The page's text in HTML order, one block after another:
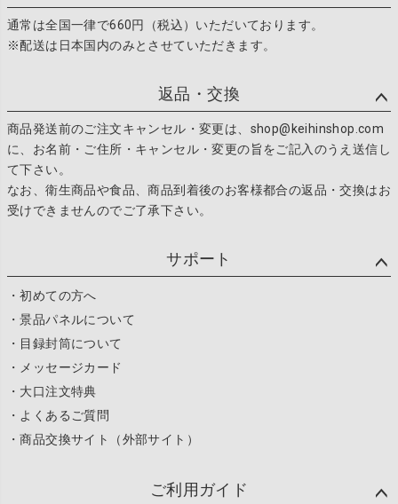
通常は全国一律で660円（税込）いただいております。
※配送は日本国内のみとさせていただきます。
返品・交換
商品発送前のご注文キャンセル・変更は、shop@keihinshop.com
に、お名前・ご住所・キャンセル・変更の旨をご記入のうえ送信し
て下さい。
なお、衛生商品や食品、商品到着後のお客様都合の返品・交換はお
受けできませんのでご了承下さい。
サポート
・初めての方へ
・景品パネルについて
・目録封筒について
・メッセージカード
・大口注文特典
・よくあるご質問
・商品交換サイト（外部サイト）
ご利用ガイド